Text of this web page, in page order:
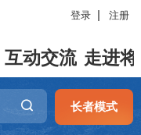
登录 注册
互动交流 走进
长者模式